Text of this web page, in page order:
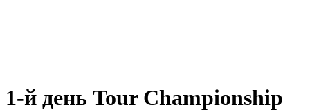
1-й день Tour Championship